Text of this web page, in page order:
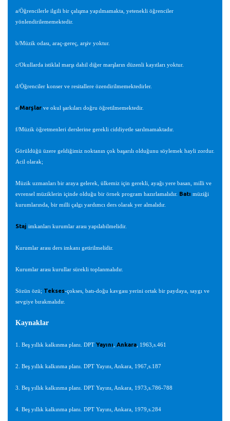
a/Öğrencilerle ilgili bir çalışma yapılmamakta, yetenekli öğrenciler
yönlendirilememektedir.
b/Müzik odası, araç-gereç, arşiv yoktur.
c/Okullarda istiklal marşı dahil diğer marşların düzenli kayıtları yoktur.
d/Öğrenciler konser ve resitallere özendirilmemektedirler.
e/Marşlar ve okul şarkıları doğru öğretilmemektedir.
f/Müzik öğretmenleri derslerine gerekli ciddiyetle sarılmamaktadır.
Görüldüğü üzere geldiğimiz noktanın çok başarılı olduğunu söylemek hayli zordur.
Acil olarak;
Müzik uzmanları bir araya gelerek, ülkemiz için gerekli, ayağı yere basan, milli ve
evrensel müziklerin içinde olduğu bir örnek program hazırlamalıdır. Batı müziği
kurumlarında, bir milli çalgı yardımcı ders olarak yer almalıdır.
Staj imkanları kurumlar arası yapılabilmelidir.
Kurumlar arası ders imkanı getirilmelidir.
Kurumlar arası kurullar sürekli toplanmalıdır.
Sözün özü; Tekses-çokses, batı-doğu kavgası yerini ortak bir paydaya, saygı ve
sevgiye bırakmalıdır.
Kaynaklar
1. Beş yıllık kalkınma planı. DPT Yayını Ankara , 1963,s.461
2. Beş yıllık kalkınma planı. DPT Yayını, Ankara, 1967,s.187
3. Beş yıllık kalkınma planı. DPT Yayını, Ankara, 1973,s.786-788
4. Beş yıllık kalkınma planı. DPT Yayını, Ankara, 1979,s.284